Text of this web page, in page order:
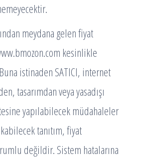
meydana gelen fiyat
kesinlikle
istinaden SATICI, internet
tasarımdan veya yasadışı
yapılabilecek müdahaleler
tanıtım, fiyat
değildir. Sistem hatalarına